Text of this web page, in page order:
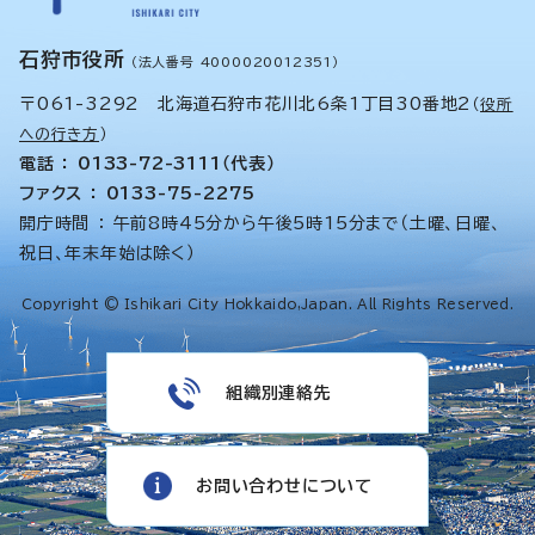
石狩市役所 （法人番号 4000020012351）
〒061-3292 北海道石狩市花川北6条1丁目30番地2 （役所
への行き方 ）
電話 ： 0133-72-3111（代表）
ファクス ： 0133-75-2275
開庁時間 ： 午前8時45分から午後5時15分まで（土曜、日曜、
祝日、年末年始は除く）
Copyright © Ishikari City Hokkaido,Japan. All Rights Reserved.
組織別連絡先
お問い合わせについて